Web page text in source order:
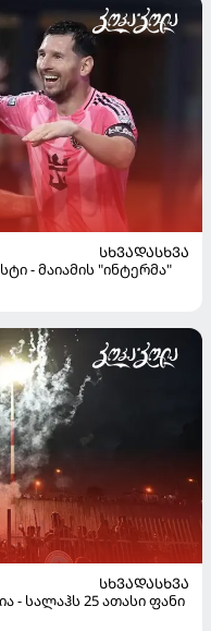
ᲡᲮᲕᲐᲓᲐᲡᲮᲕᲐ
- მაიამის "ინტერმა"
ᲡᲮᲕᲐᲓᲐᲡᲮᲕᲐ
- სალაჰს 25 ათასი ფანი